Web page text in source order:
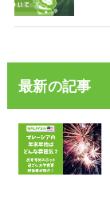
最新の記事